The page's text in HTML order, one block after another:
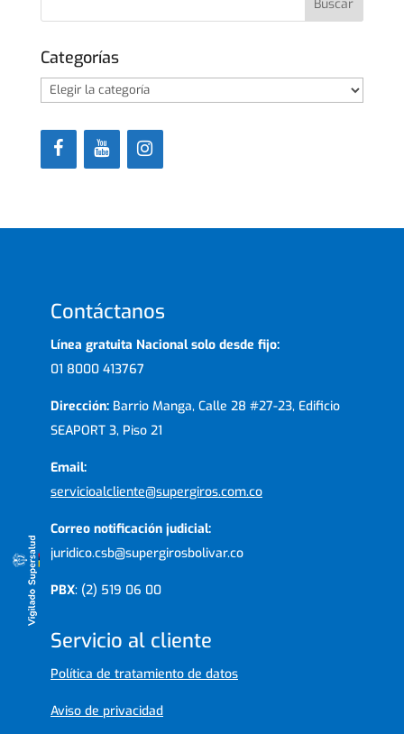
Categorías
Categorías
Contáctanos
Línea gratuita Nacional solo desde fijo:
01 8000 413767
Dirección: Barrio Manga, Calle 28 #27-23, Edificio
SEAPORT 3, Piso 21
Email:
servicioalcliente@supergiros.com.co
Correo notificación judicial:
juridico.csb@supergirosbolivar.co
PBX: (2) 519 06 00
Servicio al cliente
Política de tratamiento de datos
Aviso de privacidad